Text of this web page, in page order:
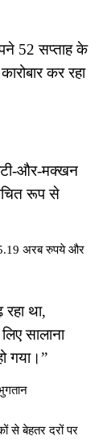
52 सप्ताह के
कर रहा
और-मक्खन
रूप से
5.19 अरब रुपये और
था,
सालाना
गया।”
से बेहतर दरों पर